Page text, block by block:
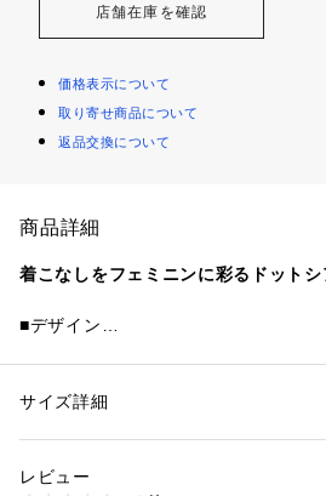
店舗在庫を確認
価格表示について
取り寄せ商品について
返品交換について
商品詳細
着こなしをフェミニンに彩るドットシ
■デザイン
感のあるルックスに仕上げました。
気軽に着られる手洗い可能な素材で、
性別：レディース
素材：POLYESTER78％ 複合繊維(ポリエス
洗濯：手洗い可
サイズ詳細
レビュー